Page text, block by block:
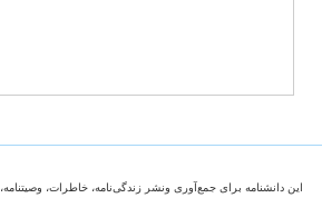
این دانشنامه برای جمع‌آوری ونشر زندگی‌نامه، خاطرات،